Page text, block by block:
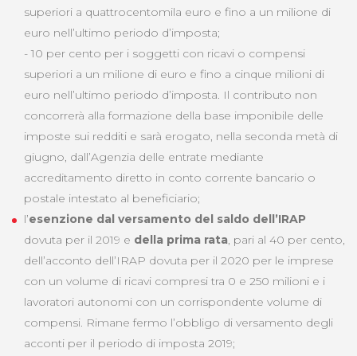
superiori a quattrocentomila euro e fino a un milione di
euro nell’ultimo periodo d’imposta;
- 10 per cento per i soggetti con ricavi o compensi
superiori a un milione di euro e fino a cinque milioni di
euro nell’ultimo periodo d’imposta. Il contributo non
concorrerà alla formazione della base imponibile delle
imposte sui redditi e sarà erogato, nella seconda metà di
giugno, dall’Agenzia delle entrate mediante
accreditamento diretto in conto corrente bancario o
postale intestato al beneficiario;
l’esenzione dal versamento del saldo dell’IRAP
dovuta per il 2019 e della prima rata, pari al 40 per cento,
dell’acconto dell’IRAP dovuta per il 2020 per le imprese
con un volume di ricavi compresi tra 0 e 250 milioni e i
lavoratori autonomi con un corrispondente volume di
compensi. Rimane fermo l’obbligo di versamento degli
acconti per il periodo di imposta 2019;